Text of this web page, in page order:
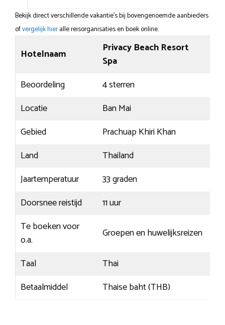
Bekijk direct verschillende vakantie's bij bovengenoemde aanbieders
ofvergelijk hieralle reisorganisaties en boek online.
Hotelnaam
Privacy Beach Resort
Spa
Beoordeling
4 sterren
Locatie
Ban Mai
Gebied
Prachuap Khiri Khan
Land
Thailand
Jaartemperatuur
33 graden
Doorsnee reistijd
11 uur
Te boeken voor
o.a.
Groepen en huwelijksreizen
Taal
Thai
Betaalmiddel
Thaise baht (THB)